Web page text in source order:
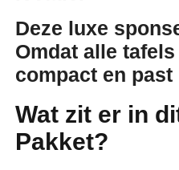
Deze luxe
Omdat alle
compact en past
Wat zit er in
Pakket?